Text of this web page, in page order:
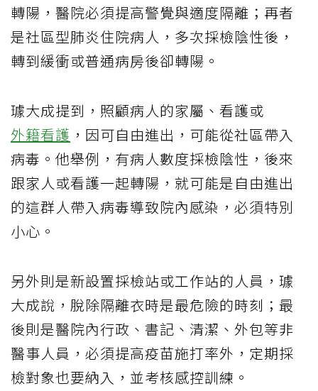
轉陽，醫院必須提高警覺與適度隔離；再者
是社區型肺炎住院病人，多次採檢陰性後，
轉到緩衝或普通病房後卻轉陽。
璩大成提到，照顧病人的家屬、看護或
外籍看護 ，因可自由進出，可能從社區帶入
病毒。他舉例，有病人數度採檢陰性，後來
跟家人或看護一起轉陽，就可能是自由進出
的這群人帶入病毒導致院內感染，必須特別
小心。
另外則是新設置採檢站或工作站的人員，璩
大成說，脫除隔離衣時是最危險的時刻；最
後則是醫院內行政、書記、清潔、外包等非
醫事人員，必須提高疫苗施打率外，定期採
檢對象也要納入，並考核感控訓練。